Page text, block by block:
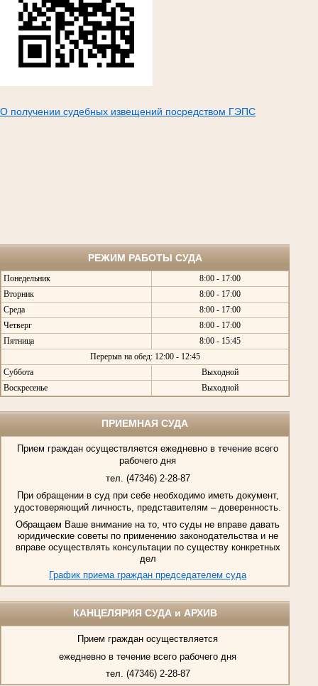
О получении судебных извещений посредством ГЭПС
РЕЖИМ РАБОТЫ СУДА
Понедельник
8:00 - 17:00
Вторник
8:00 - 17:00
Среда
8:00 - 17:00
Четверг
8:00 - 17:00
Пятница
8:00 - 15:45
Перерыв на обед: 12:00 - 12:45
Суббота
Выходной
Воскресенье
Выходной
ПРИЕМНАЯ СУДА
Прием граждан осуществляется ежедневно в течение всего
рабочего дня
тел. (47346) 2-28-87
При обращении в суд при себе необходимо иметь документ,
удостоверяющий личность, представителям – доверенность.
Обращаем Ваше внимание на то, что суды не вправе давать
юридические советы по применению законодательства и не
вправе осуществлять консультации по существу конкретных
дел
График приема граждан председателем суда
КАНЦЕЛЯРИЯ СУДА и АРХИВ
Прием граждан осуществляется
ежедневно в течение всего рабочего дня
тел. (47346) 2-28-87